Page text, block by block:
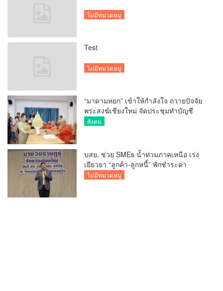
ไม่มีหมวดหมู่
Test
ไม่มีหมวดหมู่
“มาดามหยก” เข้าให้กำลังใจ ถวายปัจจัย
พระสงฆ์เชียงใหม่ จัดประชุมทำบัญชี
รายรับรายจ่ายของวัด กว่า 300 รูป ที่วัด
สังคม
บสย. ช่วย SMEs น้ำท่วมภาคเหนือ เร่ง
เยียวยา “ลูกค้า-ลูกหนี้” พักชำระค่า
ธรรมเนียม-ค่างวด
ไม่มีหมวดหมู่